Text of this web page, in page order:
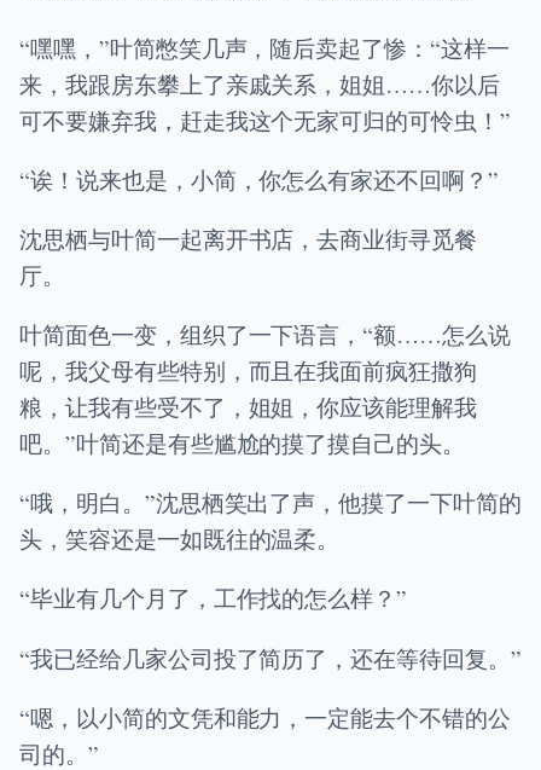
“嘿嘿，”叶简憋笑几声，随后卖起了惨：“这样一
来，我跟房东攀上了亲戚关系，姐姐……你以后
可不要嫌弃我，赶走我这个无家可归的可怜虫！”
“诶！说来也是，小简，你怎么有家还不回啊？”
沈思栖与叶简一起离开书店，去商业街寻觅餐
厅。
叶简面色一变，组织了一下语言，“额……怎么说
呢，我父母有些特别，而且在我面前疯狂撒狗
粮，让我有些受不了，姐姐，你应该能理解我
吧。”叶简还是有些尴尬的摸了摸自己的头。
“哦，明白。”沈思栖笑出了声，他摸了一下叶简的
头，笑容还是一如既往的温柔。
“毕业有几个月了，工作找的怎么样？”
“我已经给几家公司投了简历了，还在等待回复。”
“嗯，以小简的文凭和能力，一定能去个不错的公
司的。”